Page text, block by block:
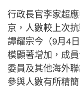
行政長官李家超
京，人數較上次
譚耀宗今（9月4
模顯著增加，成
委員及其他海外
參與人數有所精